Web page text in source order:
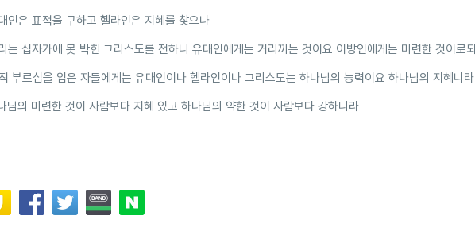
인은 표적을 구하고 헬라인은 지혜를 찾으나
는 십자가에 못 박힌 그리스도를 전하니 유대인에게는 거리끼는 것이요 이방인에게는 미련한 것이로되
부르심을 입은 자들에게는 유대인이나 헬라인이나 그리스도는 하나님의 능력이요 하나님의 지혜니라
님의 미련한 것이 사람보다 지혜 있고 하나님의 약한 것이 사람보다 강하니라